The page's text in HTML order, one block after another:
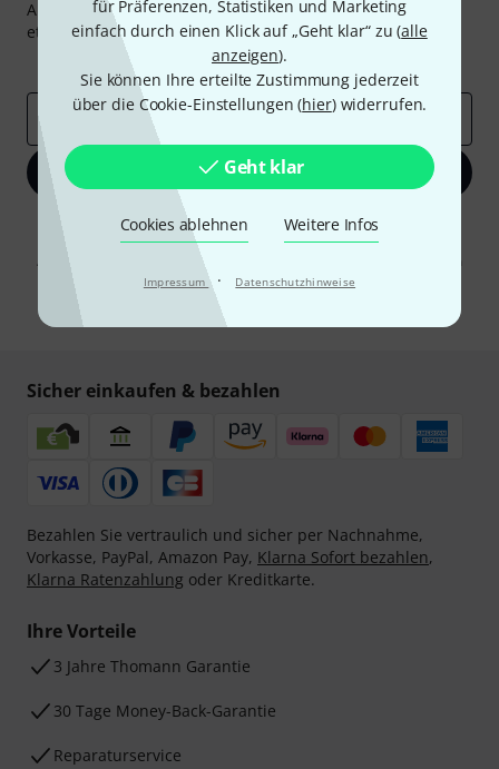
für Präferenzen, Statistiken und Marketing
einfach durch einen Klick auf „Geht klar“ zu (alle
anzeigen).
Sie können Ihre erteilte Zustimmung jederzeit
über die Cookie-Einstellungen (hier) widerrufen.
Geht klar
Cookies ablehnen Weitere Infos
Impressum · Datenschutzhinweise
Abonniere den Thomann Newsletter und gewinne mit
etwas Glück einen von50 Gutscheinenüber jeweils50€
Inspirierende Beiträge
Deals
E-Mail-Adresse
Jetzt anmelden
Mit Klick auf „Jetzt anmelden“ stimmen Sie dem Erhalt von E-Mail-
Werbung und einer Messung des E-Mail-Nutzungsverhaltens zu. Die
Abmeldung ist jederzeit möglich. Weitere Informationen finden Sie in
unserenDatenschutzhinweisen.
* Pflichtfeld
Sicher einkaufen & bezahlen
Bezahlen Sie vertraulich und sicher per Nachnahme,
Vorkasse, PayPal, Amazon Pay, Klarna Sofort bezahlen,
Klarna Ratenzahlung oder Kreditkarte.
Ihre Vorteile
3 Jahre Thomann Garantie
30 Tage Money-Back-Garantie
Reparaturservice